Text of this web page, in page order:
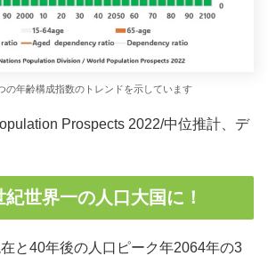
の年齢構成指数のトレンドを示しています
Prospects 2022/中位推計、デ
世界一の人口大国に！
と40年後の人口ピーク年2064年の3